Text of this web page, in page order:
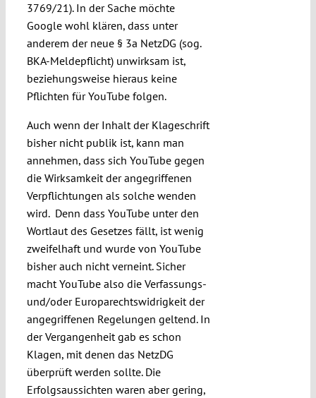
3769/21). In der Sache möchte
Google wohl klären, dass unter
anderem der neue § 3a NetzDG (sog.
BKA-Meldepflicht) unwirksam ist,
beziehungsweise hieraus keine
Pflichten für YouTube folgen.
Auch wenn der Inhalt der Klageschrift
bisher nicht publik ist, kann man
annehmen, dass sich YouTube gegen
die Wirksamkeit der angegriffenen
Verpflichtungen als solche wenden
wird. Denn dass YouTube unter den
Wortlaut des Gesetzes fällt, ist wenig
zweifelhaft und wurde von YouTube
bisher auch nicht verneint. Sicher
macht YouTube also die Verfassungs-
und/oder Europarechtswidrigkeit der
angegriffenen Regelungen geltend. In
der Vergangenheit gab es schon
Klagen, mit denen das NetzDG
überprüft werden sollte. Die
Erfolgsaussichten waren aber gering,